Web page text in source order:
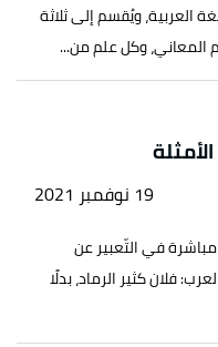
العربية، ويُقسم إلى ثلاثة
المعاني، وكل علم من...
19 نوفمبر 2021
في التّعبير عن
فلان كثير الرماد، بدلًا